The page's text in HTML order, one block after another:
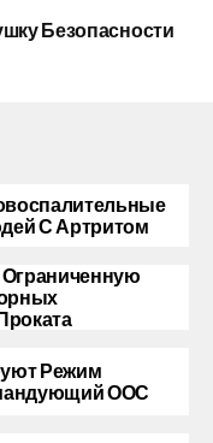
Безопасности
С Артритом
Ограниченную
Режим
ООС